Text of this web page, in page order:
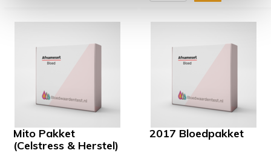
Mito Pakket
(Celstress & Herstel)
2017 Bloedpakket